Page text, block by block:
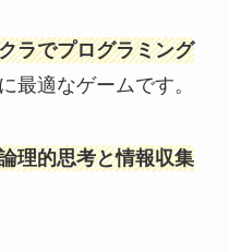
ラでプログラミング
最適なゲームです。
理的思考と情報収集